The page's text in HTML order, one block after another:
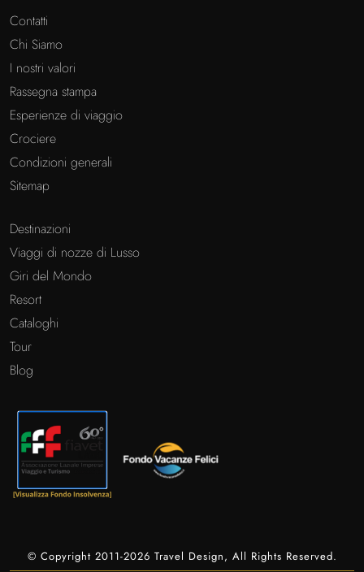
Contatti
Chi Siamo
I nostri valori
Rassegna stampa
Esperienze di viaggio
Crociere
Condizioni generali
Sitemap
Destinazioni
Viaggi di nozze di Lusso
Giri del Mondo
Resort
Cataloghi
Tour
Blog
© Copyright 2011-2026 Travel Design, All Rights Reserved.